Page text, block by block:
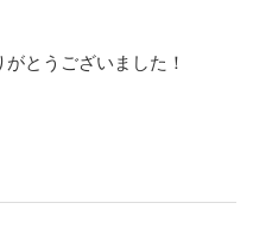
とうございました！